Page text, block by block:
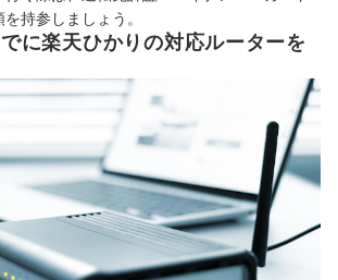
持参しましょう。
に楽天ひかりの対応ルーターを